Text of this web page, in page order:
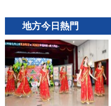
地方今日熱門